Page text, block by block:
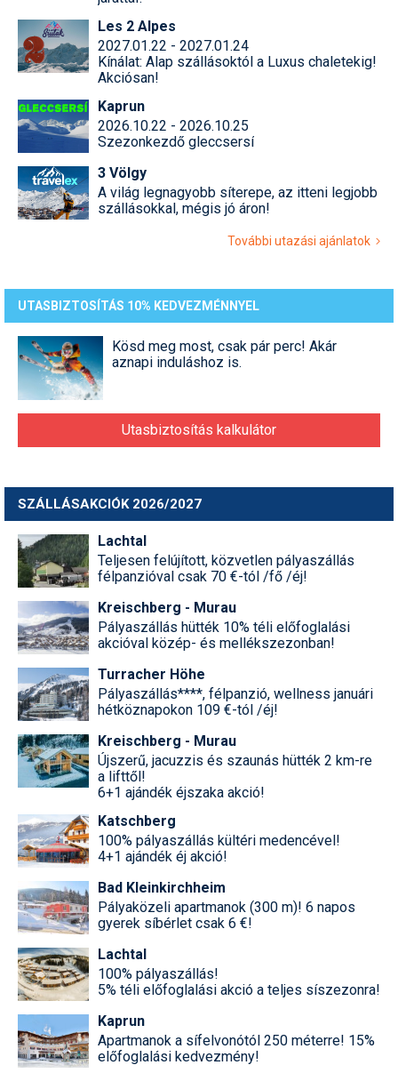
Termékajánló
Történelem
Túrasí
Utasbiztosítás
Utazási tippek
Védőfelszerelés
Les 2 Alpes
2027.01.22 - 2027.01.24
Kínálat: Alap szállásoktól a Luxus chaletekig!
Akciósan!
Kaprun
2026.10.22 - 2026.10.25
Szezonkezdő gleccsersí
3 Völgy
A világ legnagyobb síterepe, az itteni legjobb
szállásokkal, mégis jó áron!
További utazási ajánlatok
UTASBIZTOSÍTÁS 10% KEDVEZMÉNNYEL
Kösd meg most, csak pár perc! Akár
aznapi induláshoz is.
Utasbiztosítás kalkulátor
SZÁLLÁSAKCIÓK 2026/2027
Lachtal
Teljesen felújított, közvetlen pályaszállás
félpanzióval csak 70 €-tól /fő /éj!
Kreischberg - Murau
Pályaszállás hütték 10% téli előfoglalási
akcióval közép- és mellékszezonban!
Turracher Höhe
Pályaszállás****, félpanzió, wellness januári
hétköznapokon 109 €-tól /éj!
Kreischberg - Murau
Újszerű, jacuzzis és szaunás hütték 2 km-re
a lifttől!
6+1 ajándék éjszaka akció!
Katschberg
100% pályaszállás kültéri medencével!
4+1 ajándék éj akció!
Bad Kleinkirchheim
Pályaközeli apartmanok (300 m)! 6 napos
gyerek síbérlet csak 6 €!
Lachtal
100% pályaszállás!
5% téli előfoglalási akció a teljes síszezonra!
Kaprun
Apartmanok a sífelvonótól 250 méterre! 15%
előfoglalási kedvezmény!